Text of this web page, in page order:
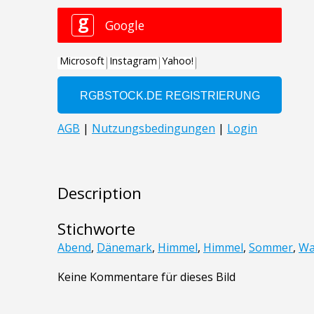
Description
Stichworte
Abend, Dänemark, Himmel, Himmel, Sommer,
Keine Kommentare für dieses Bild